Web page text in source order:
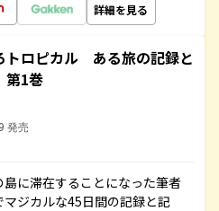
詳細を見る
トロピカル ある旅の記録と
1巻
発売
に滞在することになった筆者
ジカルな45日間の記録と記